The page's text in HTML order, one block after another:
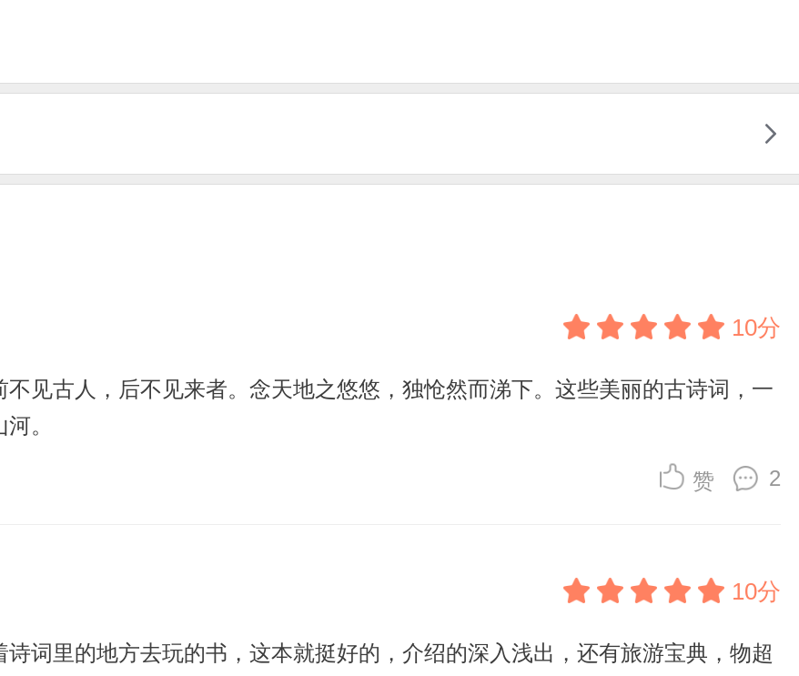
10分
见古人，后不见来者。念天地之悠悠，独怆然而涕下。这些美丽的古诗词，一
。
2
赞
10分
词里的地方去玩的书，这本就挺好的，介绍的深入浅出，还有旅游宝典，物超